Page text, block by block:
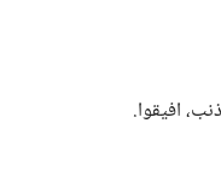
افيقوا.